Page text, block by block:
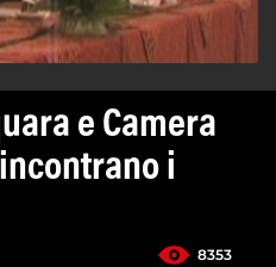
e Camera
i
8353